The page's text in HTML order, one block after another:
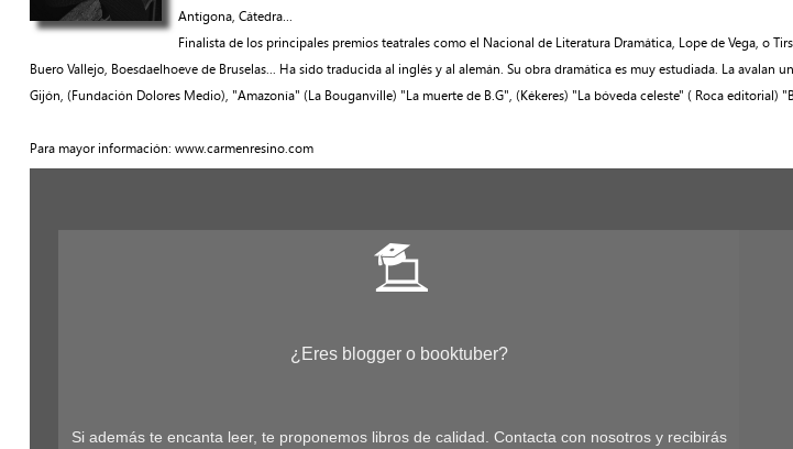
Antígona, Cátedra…
Finalista de los principales premios teatrales como el Nacional de Literatura Dramática, Lope de Vega, o
Buero Vallejo, Boesdaelhoeve de Bruselas... Ha sido traducida al inglés y al alemán. Su obra dramática es muy estudiada. La
Gijón, (Fundación Dolores Medio), "Amazonía" (La Bouganville) "La muerte de B.G", (Kékeres) "La bóveda celeste" ( Roca editorial)
Para mayor información: www.carmenresino.com
¿Eres blogger o booktuber?
Si además te encanta leer, te proponemos libros de calidad. Contacta con nosotros y recibirás